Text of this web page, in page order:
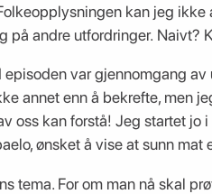
kan jeg ikke
på andre utfordringer. Naivt?
var gjennomgang
annet enn å bekrefte, men
oss kan forstå! Jeg startet
ønsket å vise at sunn mat
tema. For om man nå skal